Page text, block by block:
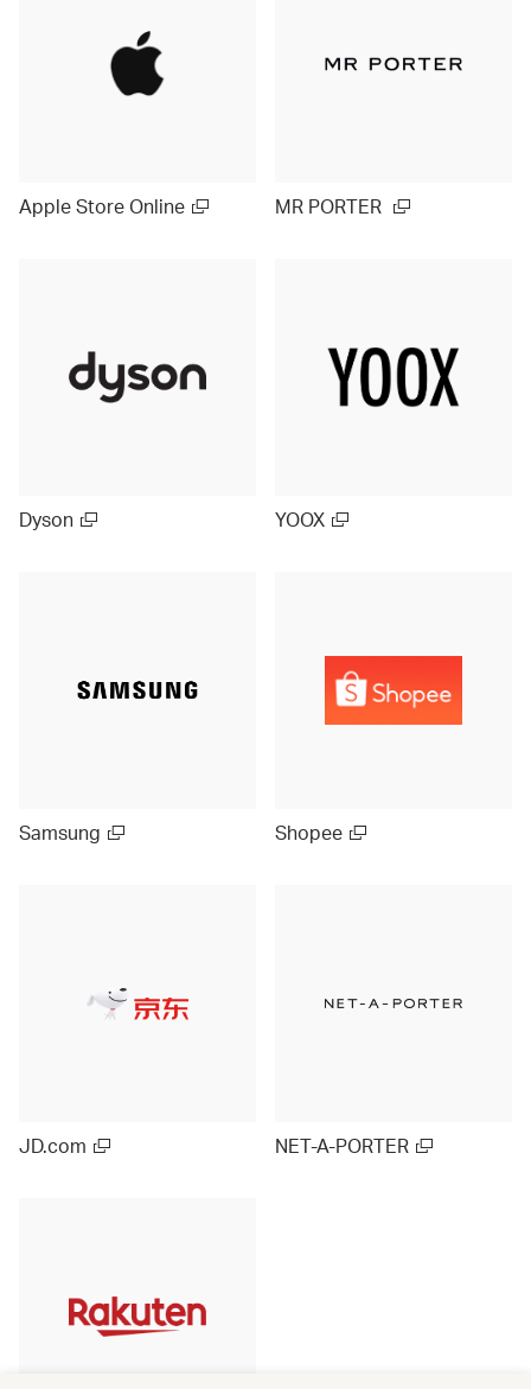
Apple Store Online MR PORTER
Dyson YOOX
Samsung Shopee
JD.com NET-A-PORTER